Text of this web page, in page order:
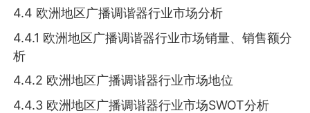
4.4 欧洲地区广播调谐器行业市场分析
4.4.1 欧洲地区广播调谐器行业市场销量、销售额分
析
4.4.2 欧洲地区广播调谐器行业市场地位
4.4.3 欧洲地区广播调谐器行业市场SWOT分析